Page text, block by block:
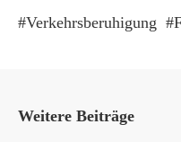
Verkehrsberuhigung
Weitere Beiträge